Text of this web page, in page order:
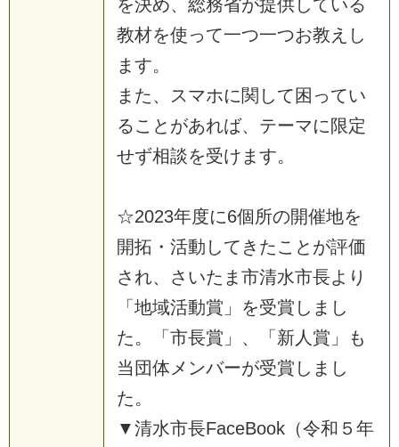
を決め、総務省が提供している
教材を使って一つ一つお教えし
ます。
また、スマホに関して困ってい
ることがあれば、テーマに限定
せず相談を受けます。
☆2023年度に6個所の開催地を
開拓・活動してきたことが評価
され、さいたま市清水市長より
「地域活動賞」を受賞しまし
た。「市長賞」、「新人賞」も
当団体メンバーが受賞しまし
た。
▼清水市長FaceBook（令和５年